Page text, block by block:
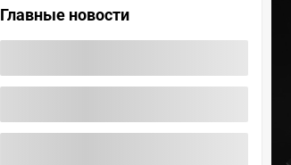
Главные новости